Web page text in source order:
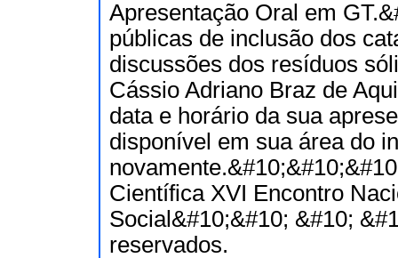
Apresentação Oral em
públicas de inclusão dos
discussões dos resíduos
Cássio Adriano Braz de
data e horário da sua
disponível em sua área do
Científica XVI Encontro
Social&#10;&#10; &#10;
reservados.